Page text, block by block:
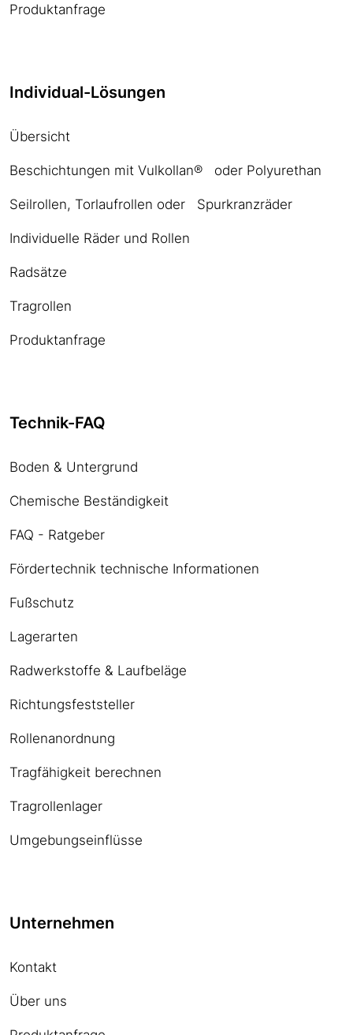
Produktanfrage
Individual-Lösungen
Übersicht
Beschichtungen mit Vulkollan® oder Polyurethan
Seilrollen, Torlaufrollen oder Spurkranzräder
Individuelle Räder und Rollen
Radsätze
Tragrollen
Produktanfrage
Technik-FAQ
Boden & Untergrund
Chemische Beständigkeit
FAQ - Ratgeber
Fördertechnik technische Informationen
Fußschutz
Lagerarten
Radwerkstoffe & Laufbeläge
Richtungsfeststeller
Rollenanordnung
Tragfähigkeit berechnen
Tragrollenlager
Umgebungseinflüsse
Unternehmen
Kontakt
Über uns